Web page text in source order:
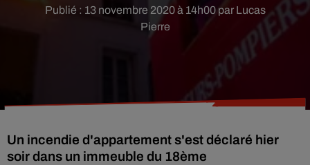
Publié : 13 novembre 2020 à 14h00 par Lucas
Pierre
Un incendie d'appartement s'est déclaré hier
soir dans un immeuble du 18ème